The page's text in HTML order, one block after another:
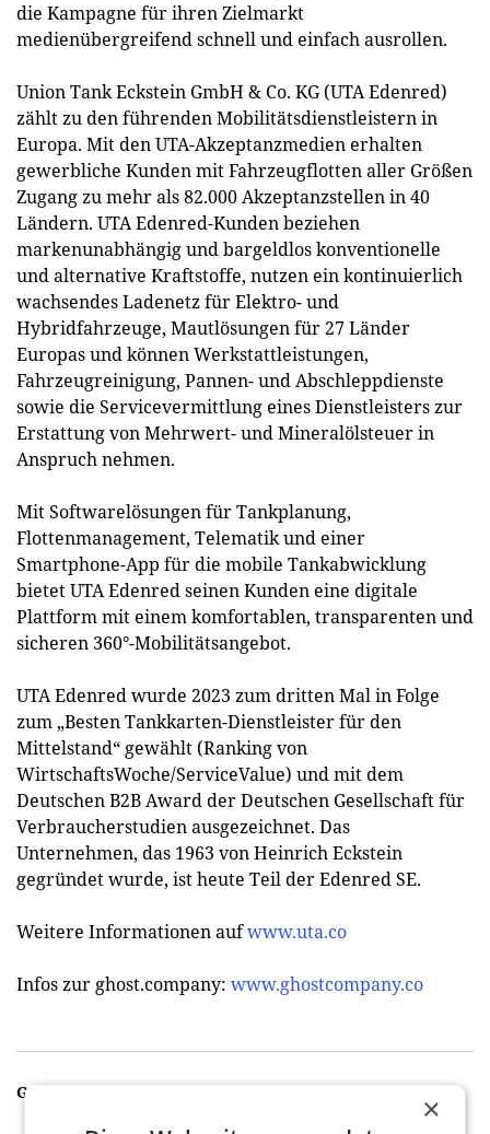
die Kampagne für ihren Zielmarkt
medienübergreifend schnell und einfach ausrollen.
Union Tank Eckstein GmbH & Co. KG (UTA Edenred)
zählt zu den führenden Mobilitätsdienstleistern in
Europa. Mit den UTA-Akzeptanzmedien erhalten
gewerbliche Kunden mit Fahrzeugflotten aller Größen
Zugang zu mehr als 82.000 Akzeptanzstellen in 40
Ländern. UTA Edenred-Kunden beziehen
markenunabhängig und bargeldlos konventionelle
und alternative Kraftstoffe, nutzen ein kontinuierlich
wachsendes Ladenetz für Elektro- und
Hybridfahrzeuge, Mautlösungen für 27 Länder
Europas und können Werkstattleistungen,
Fahrzeugreinigung, Pannen- und Abschleppdienste
sowie die Servicevermittlung eines Dienstleisters zur
Erstattung von Mehrwert- und Mineralölsteuer in
Anspruch nehmen.
Mit Softwarelösungen für Tankplanung,
Flottenmanagement, Telematik und einer
Smartphone-App für die mobile Tankabwicklung
bietet UTA Edenred seinen Kunden eine digitale
Plattform mit einem komfortablen, transparenten und
sicheren 360°-Mobilitätsangebot.
UTA Edenred wurde 2023 zum dritten Mal in Folge
zum „Besten Tankkarten-Dienstleister für den
Mittelstand“ gewählt (Ranking von
WirtschaftsWoche/ServiceValue) und mit dem
Deutschen B2B Award der Deutschen Gesellschaft für
Verbraucherstudien ausgezeichnet. Das
Unternehmen, das 1963 von Heinrich Eckstein
gegründet wurde, ist heute Teil der Edenred SE.
Weitere Informationen aufwww.uta.co
Infos zur ghost.company: www.ghostcompany.co
GALERIE ×